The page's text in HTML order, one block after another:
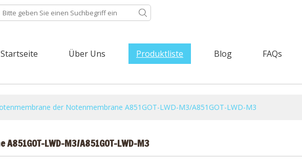
Startseite Über Uns Produktliste Blog FAQs
der Notenmembrane A851GOT-LWD-M3/A851GOT-LWD-M3
LWD-M3/A851GOT-LWD-M3